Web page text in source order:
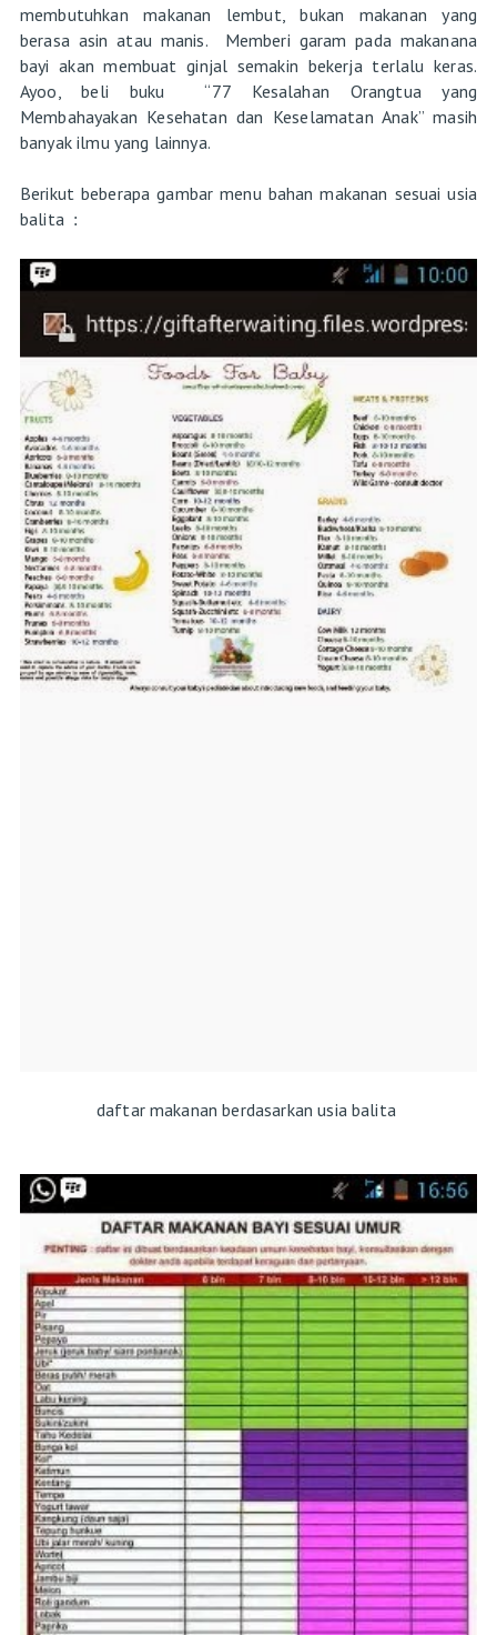
membutuhkan makanan lembut, bukan makanan yang
berasa asin atau manis. Memberi garam pada makanana
bayi akan membuat ginjal semakin bekerja terlalu keras.
Ayoo, beli buku “77 Kesalahan Orangtua yang
Membahayakan Kesehatan dan Keselamatan Anak” masih
banyak ilmu yang lainnya.
Berikut beberapa gambar menu bahan makanan sesuai usia
balita :
daftar makanan berdasarkan usia balita